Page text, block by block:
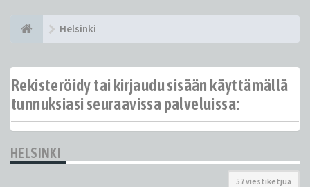
Helsinki
Rekisteröidy tai kirjaudu sisään käyttämällä
tunnuksiasi seuraavissa palveluissa:
HELSINKI
57 viestiketjua